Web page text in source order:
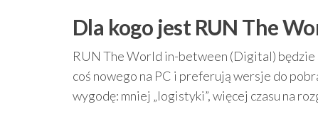
Dla kogo jest RUN The
RUN The World in-between (Digital) będzie
coś nowego na PC i preferują wersje do
wygodę: mniej „logistyki”, więcej czasu na